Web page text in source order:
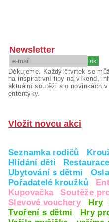
Newsletter
Děkujeme. Každý čtvrtek se
na inspirativní tipy na víkend,
aktuální soutěži a o novinkách v
ententýky.
Vložit novou akci
Seznamka rodičů
Hlídání dětí
Ubytování s dětmi
Pořadatelé kroužků
Kupovačka
Soutěže
Slevové vouchery
Hry
Tvoření s dětmi
Hry